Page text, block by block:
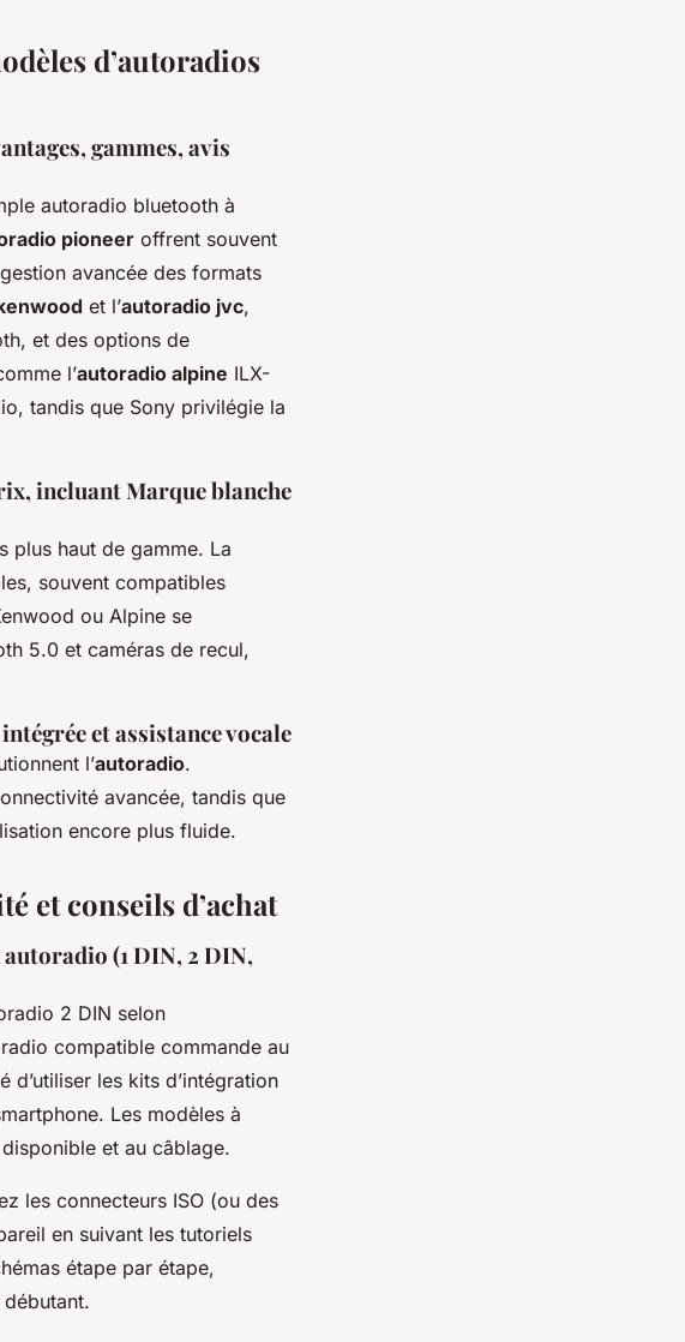
d’autoradios
gammes, avis
autoradio bluetooth à
pioneer offrent souvent
avancée des formats
et l’autoradio jvc,
et des options de
l’autoradio alpine ILX-
tandis que Sony privilégie la
incluant Marque blanche
plus haut de gamme. La
souvent compatibles
ou Alpine se
5.0 et caméras de recul,
et assistance vocale
l’autoradio.
avancée, tandis que
encore plus fluide.
et conseils d’achat
(1 DIN, 2 DIN,
2 DIN selon
compatible commande au
les kits d’intégration
Les modèles à
et au câblage.
les connecteurs ISO (ou des
en suivant les tutoriels
étape par étape,